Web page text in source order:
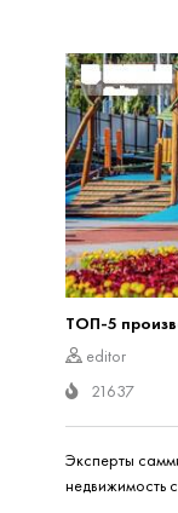
ТОП-5
editor
21637
Эксперты
недвижимость